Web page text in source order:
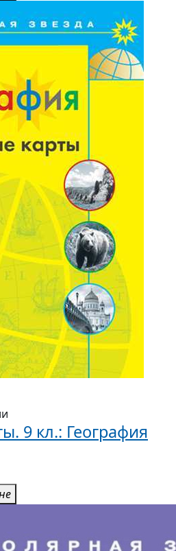
9 кл.: География